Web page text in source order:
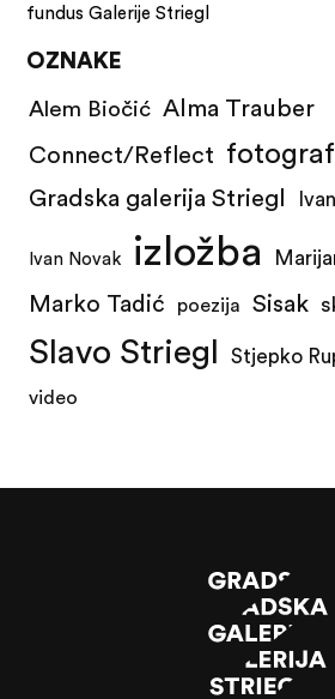
fundus Galerije Striegl
OZNAKE
Alem Biočić Alma Trauber
Connect/Reflect
Gradska galerija Striegl
Ivan Novak izložba
Marko Tadić poezija Sisak
Slavo Striegl Stjepko
video